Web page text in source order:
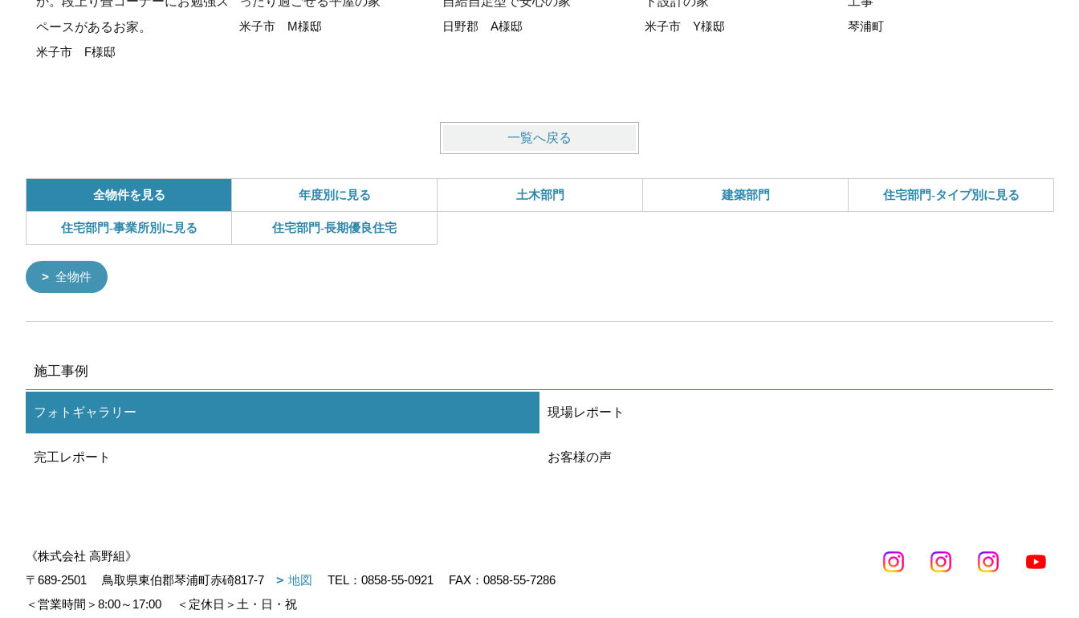
ペースがあるお家。
米子市 F様邸
米子市 M様邸
日野郡 A様邸
米子市 Y様邸
琴浦町
一覧へ戻る
全物件を見る 年度別に見る 土木部門 建築部門 住宅部門-タイプ別に見る
住宅部門-事業所別に見る 住宅部門-長期優良住宅
全物件
施工事例
フォトギャラリー 現場レポート
完工レポート お客様の声
《株式会社 高野組》
〒689-2501
鳥取県東伯郡琴浦町赤碕817-7 地図 TEL： 0858-55-0921
FAX：0858-55-7286
＜営業時間＞8:00～17:00
＜定休日＞土・日・祝